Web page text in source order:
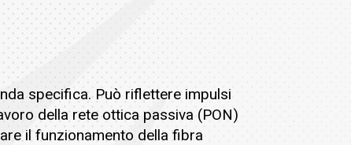
specifica. Può riflettere impulsi
della rete ottica passiva (PON)
il funzionamento della fibra